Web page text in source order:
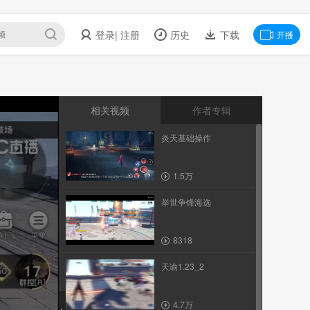
登录| 注册 历史 下载 开播
相关视频 作者专辑
炎天基础操作
1.5万
举世争锋海选
8318
天谕1.23_2
4.7万